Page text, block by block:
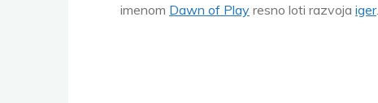
imenom Dawn of Play resno loti razvoja iger.